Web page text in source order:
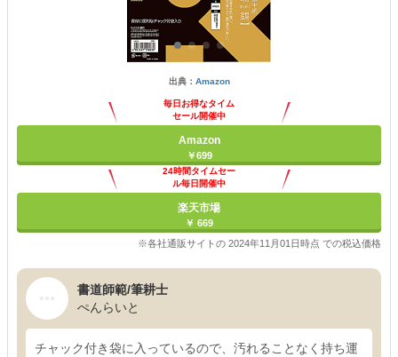
出典： Amazon
毎日お得なタイム
セール開催中
Amazon
￥699
24時間タイムセー
ル毎日開催中
楽天市場
￥ 669
※各社通販サイトの 2024年11月01日時点 での税込価格
書道師範/筆耕士
ぺんらいと
チャック付き袋に入っているので、汚れることなく持ち運